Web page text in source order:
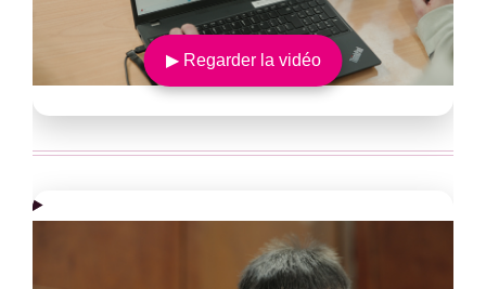
▶ Regarder la vidéo